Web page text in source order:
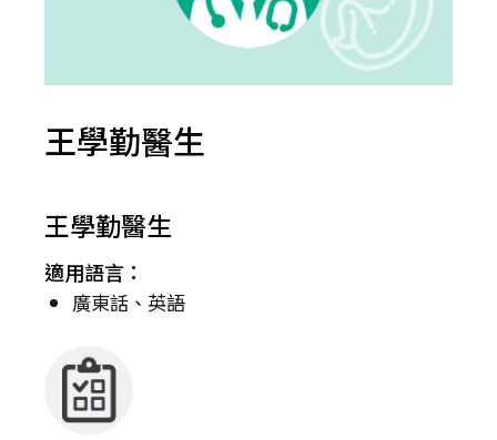
王學勤醫生
王學勤醫生
適用語言：
廣東話、英語